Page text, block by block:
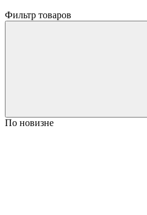
Фильтр товаров
По новизне